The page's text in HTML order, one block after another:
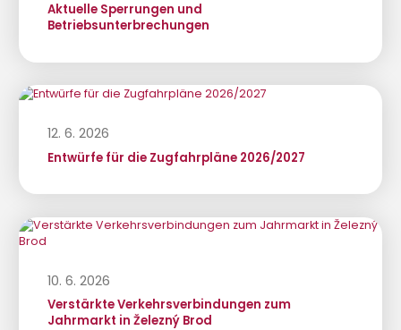
Aktuelle Sperrungen und
Betriebsunterbrechungen
12. 6. 2026
Entwürfe für die Zugfahrpläne 2026/2027
10. 6. 2026
Verstärkte Verkehrsverbindungen zum
Jahrmarkt in Železný Brod